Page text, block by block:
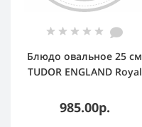
Блюдо овальное 25 см
TUDOR ENGLAND Royal
985.00р.